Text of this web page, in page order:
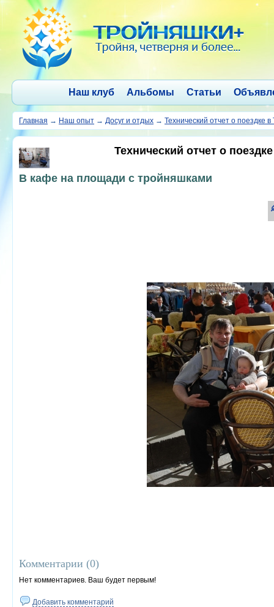
Наш клуб Альбомы Статьи
Главная → Наш опыт → Досуг и отдых → Технический отчет о поездке
Технический отчет о
В кафе на площади с тройняшками
Комментарии (0)
Нет комментариев. Ваш будет первым!
Добавить комментарий